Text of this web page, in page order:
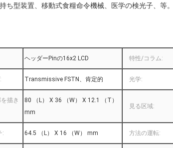
ち型装置、移動式食糧命令機械、医学の検光子、等。
ヘッダーPinの16x2 LCD 特性/コラム:
Transmissive FSTN、肯定的 光学:
描き
80 （L） X 36 （W） X 12.1 （T）
mm
見る区域:
: 64.5 （L） X 16 （W） mm 方法の運転: